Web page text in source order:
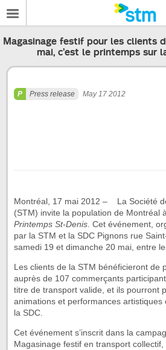
Magasinage festif pour les clients
mai, c’est le printemps sur
Press release May 17 2012
Montréal, 17 mai 2012 – La Société
(STM) invite la population de Montréal
Printemps St-Denis. Cet événement,
par la STM et la SDC Pignons rue
samedi 19 et dimanche 20 mai, entre
Les clients de la STM bénéficieront de
auprès de 107 commerçants
titre de transport valide, et ils pourront
animations et performances
la SDC.
Cet événement s’inscrit dans la
Magasinage festif en transport